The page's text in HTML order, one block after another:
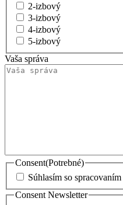
2-izbový
3-izbový
4-izbový
5-izbový
Vaša správa
Consent(Potrebné)
Súhlasím so spracovaním
Consent Newsletter